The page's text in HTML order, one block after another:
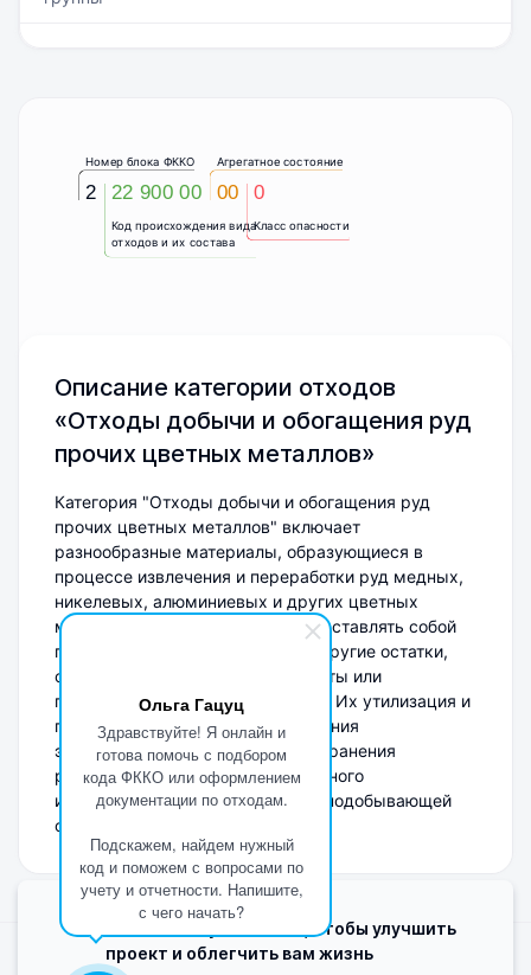
Ольга Гацуц
Здравствуйте! Я онлайн и
готова помочь с подбором
кода ФККО или оформлением
документации по отходам.
Подскажем, найдем нужный
код и поможем с вопросами по
учету и отчетности. Напишите,
с чего начать?
2
Номер блока ФККО
Код происхождения вида
отходов и их состава
22 900 00
Агрегатное состояние
00
Класс опасности
0
Описание категории отходов
«Отходы добычи и обогащения руд
прочих цветных металлов»
Категория "Отходы добычи и обогащения руд
прочих цветных металлов" включает
разнообразные материалы, образующиеся в
процессе извлечения и переработки руд медных,
никелевых, алюминиевых и других цветных
металлов. Эти отходы могут представлять собой
породы, шламы, концентраты и другие остатки,
содержащие полезные компоненты или
потенциально опасные вещества. Их утилизация и
переработка важны для сокращения
экологического воздействия, сохранения
ресурсов и повышения эффективного
использования материалов в горнодобывающей
отрасли.
Поделиться мнением о сайте
Мы используем Cookie, чтобы улучшить
проект и облегчить вам жизнь